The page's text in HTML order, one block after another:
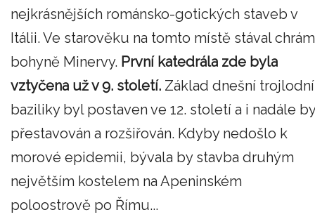
nejkrásnějších románsko-gotických staveb v
Itálii. Ve starověku na tomto místě stával chrám
bohyně Minervy. První katedrála zde byla
vztyčena už v 9. století. Základ dnešní trojlodní
baziliky byl postaven ve 12. století a i nadále
přestavován a rozšiřován. Kdyby nedošlo k
morové epidemii, bývala by stavba druhým
největším kostelem na Apeninském
poloostrově po Římu...